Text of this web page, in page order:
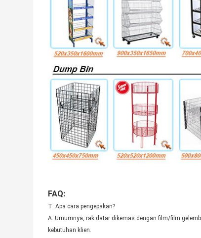
FAQ:
T: Apa cara pengepakan?
A: Umumnya, rak datar dikemas dengan film/film
kebutuhan klien.